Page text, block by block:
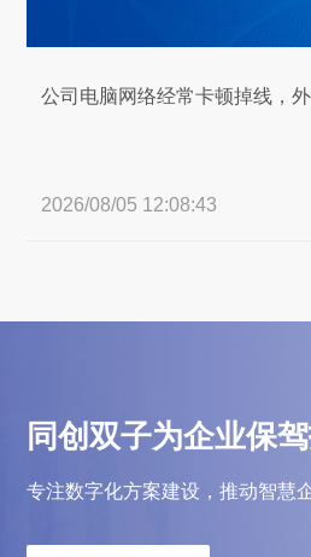
公司电脑网络经常卡顿掉线，
2026/08/05 12:08:43
同创双子为企业保
专注数字化方案建设，推动智慧